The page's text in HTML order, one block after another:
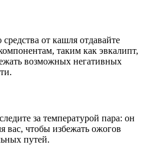
от кашля отдавайте
таким как эвкалипт,
возможных негативных
за температурой пара: он
вас, чтобы избежать ожогов
путей.